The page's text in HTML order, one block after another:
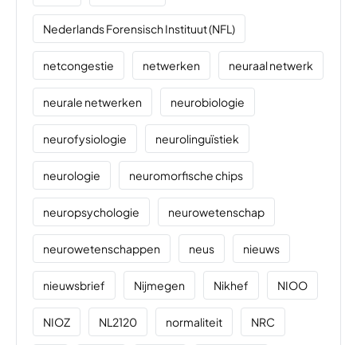
Nederlands Forensisch Instituut (NFL)
netcongestie netwerken neuraal netwerk
neurale netwerken neurobiologie
neurofysiologie neurolinguïstiek
neurologie neuromorfische chips
neuropsychologie neurowetenschap
neurowetenschappen neus nieuws
nieuwsbrief Nijmegen Nikhef NIOO
NIOZ NL2120 normaliteit NRC